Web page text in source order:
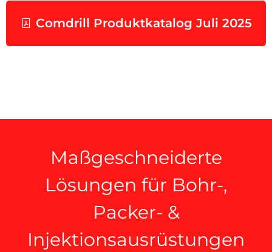
Comdrill Produktkatalog Juli 2025
Maßgeschneiderte
Lösungen für Bohr-,
Packer- &
Injektionsausrüstungen